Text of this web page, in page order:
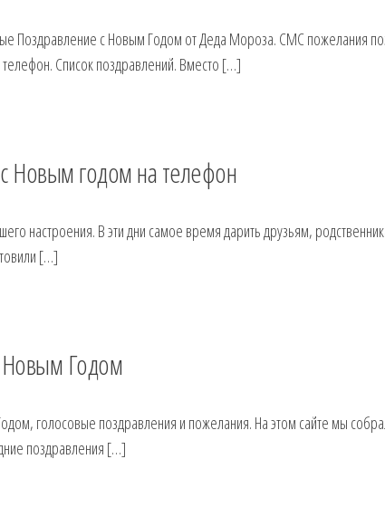
Поздравление с Новым Годом от Деда Мороза. СМС пожелания
Список поздравлений. Вместо […]
Новым годом на телефон
настроения. В эти дни самое время дарить друзьям,
[…]
Новым Годом
голосовые поздравления и пожелания. На этом сайте мы
поздравления […]